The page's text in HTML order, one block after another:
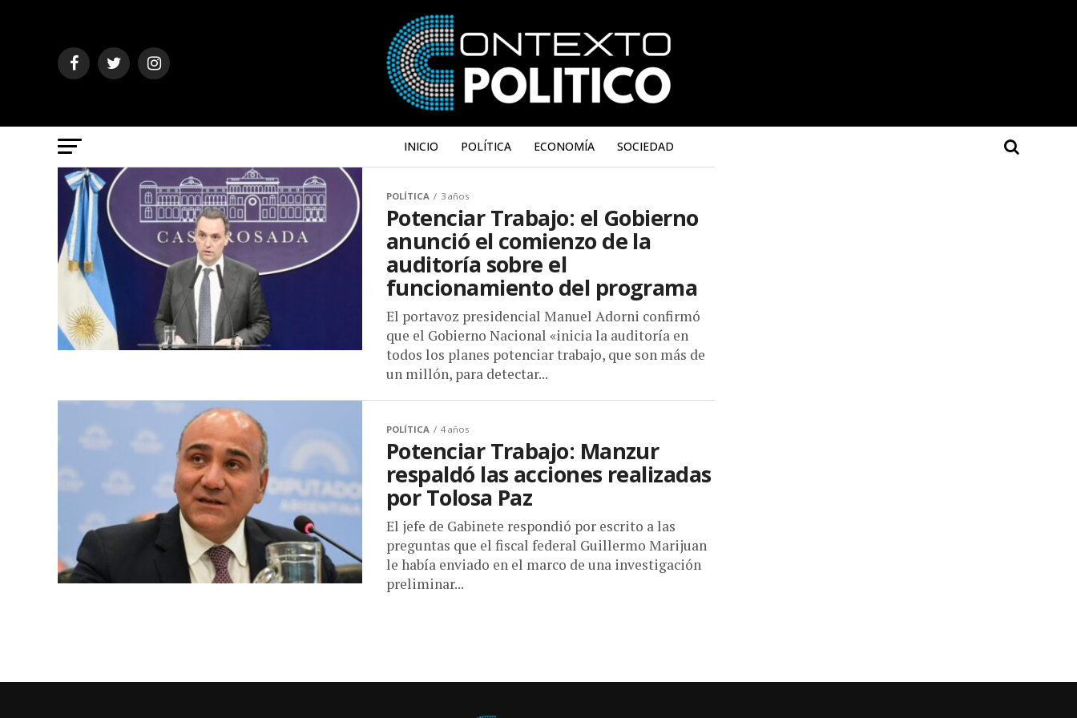
INICIO POLÍTICA ECONOMÍA SOCIEDAD
POLÍTICA 3 años
Potenciar Trabajo: el Gobierno
anunció el comienzo de la
auditoría sobre el
funcionamiento del programa
El portavoz presidencial Manuel Adorni confirmó
que el Gobierno Nacional «inicia la auditoría en
todos los planes potenciar trabajo, que son más de
un millón, para detectar...
POLÍTICA 4 años
Potenciar Trabajo: Manzur
respaldó las acciones realizadas
por Tolosa Paz
El jefe de Gabinete respondió por escrito a las
preguntas que el fiscal federal Guillermo Marijuan
le había enviado en el marco de una investigación
preliminar...